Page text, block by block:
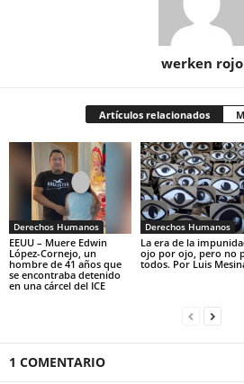
werken rojo
Artículos relacionados
Derechos Humanos
EEUU – Muere Edwin
López-Cornejo, un
hombre de 41 años que
se encontraba detenido
en una cárcel del ICE
Derechos Humanos
La era de la
ojo por ojo, pero no
todos. Por Luis
1 COMENTARIO